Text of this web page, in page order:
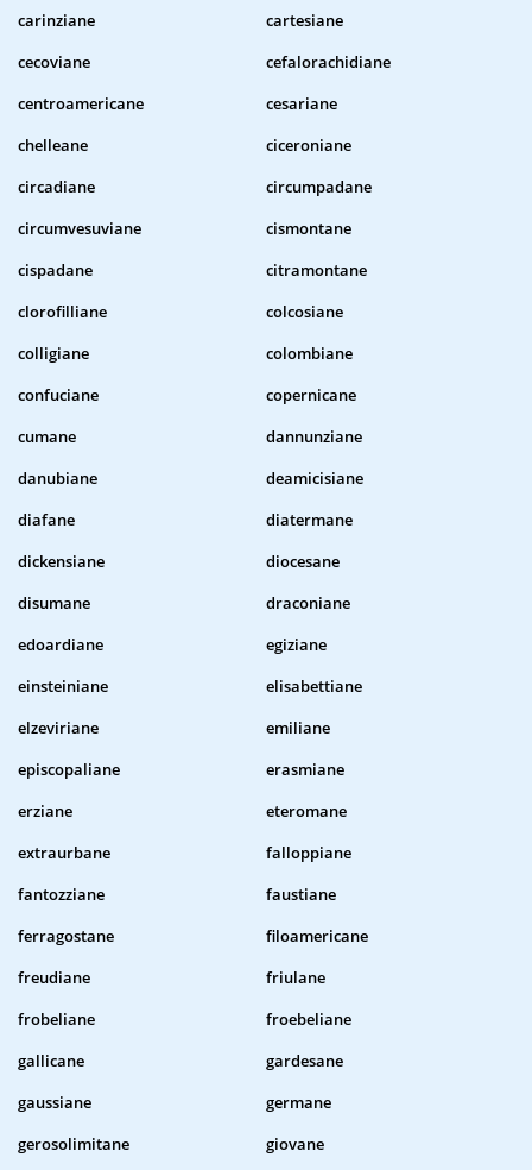
carinziane
cartesiane
cecoviane
cefalorachidiane
centroamericane
cesariane
chelleane
ciceroniane
circadiane
circumpadane
circumvesuviane
cismontane
cispadane
citramontane
clorofilliane
colcosiane
colligiane
colombiane
confuciane
copernicane
cumane
dannunziane
danubiane
deamicisiane
diafane
diatermane
dickensiane
diocesane
disumane
draconiane
edoardiane
egiziane
einsteiniane
elisabettiane
elzeviriane
emiliane
episcopaliane
erasmiane
erziane
eteromane
extraurbane
falloppiane
fantozziane
faustiane
ferragostane
filoamericane
freudiane
friulane
frobeliane
froebeliane
gallicane
gardesane
gaussiane
germane
gerosolimitane
giovane